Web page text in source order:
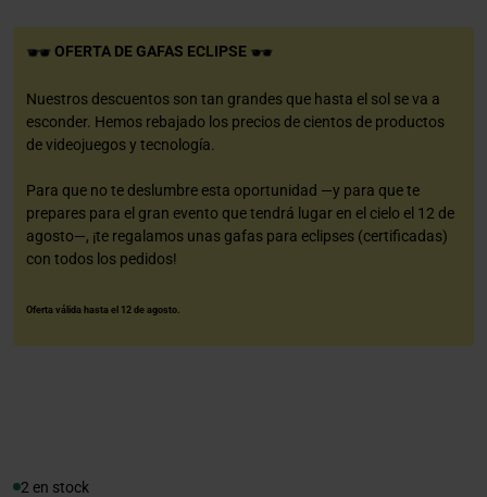
OFERTA DE GAFAS ECLIPSE
Nuestros descuentos son tan grandes que hasta el sol se va a
esconder. Hemos rebajado los precios de cientos de productos
de videojuegos y tecnología.
Para que no te deslumbre esta oportunidad —y para que te
prepares para el gran evento que tendrá lugar en el cielo el 12 de
agosto—, ¡te regalamos unas gafas para eclipses (certificadas)
con todos los pedidos!
Oferta válida hasta el 12 de agosto.
2 en stock